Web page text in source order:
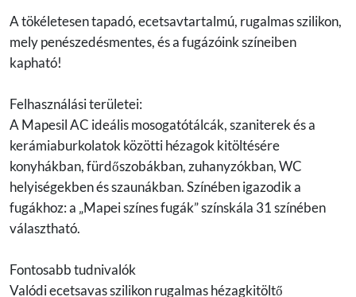
A tökéletesen tapadó, ecetsavtartalmú, rugalmas szilikon,
mely penészedésmentes, és a fugázóink színeiben
kapható!
Felhasználási területei:
A Mapesil AC ideális mosogatótálcák, szaniterek és a
kerámiaburkolatok közötti hézagok kitöltésére
konyhákban, fürdőszobákban, zuhanyzókban, WC
helyiségekben és szaunákban. Színében igazodik a
fugákhoz: a „Mapei színes fugák” színskála 31 színében
választható.
Fontosabb tudnivalók
Valódi ecetsavas szilikon rugalmas hézagkitöltő